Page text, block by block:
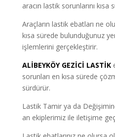
aracın lastik sorunlarını kısa
Araçların lastik ebatları ne
kısa sürede bulunduğunuz
işlemlerini gerçekleştirir.
ALİBEYKÖY GEZİCİ LASTİK
sorunları en kısa sürede
sürdürür.
Lastik Tamir ya da
an ekiplerimiz ile iletişime